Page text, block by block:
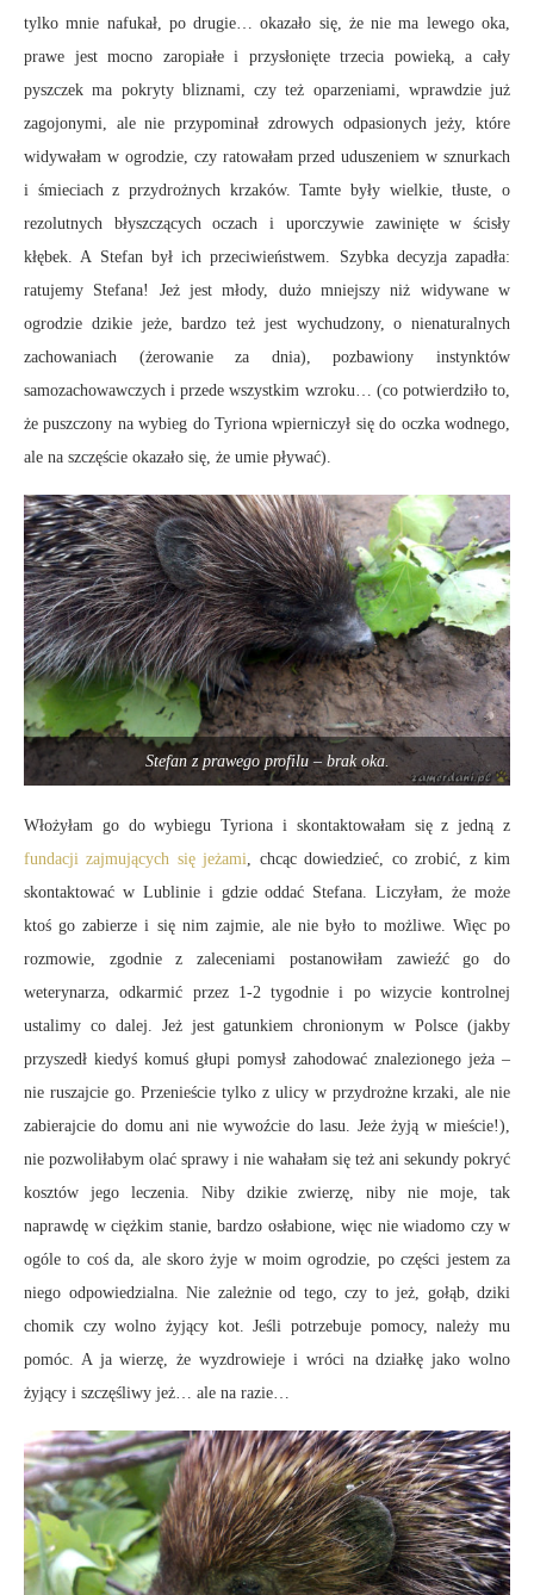
tylko mnie nafukał, po drugie… okazało się, że nie ma lewego oka,
prawe jest mocno zaropiałe i przysłonięte trzecia powieką, a cały
pyszczek ma pokryty bliznami, czy też oparzeniami, wprawdzie już
zagojonymi, ale nie przypominał zdrowych odpasionych jeży, które
widywałam w ogrodzie, czy ratowałam przed uduszeniem w sznurkach
i śmieciach z przydrożnych krzaków. Tamte były wielkie, tłuste, o
rezolutnych błyszczących oczach i uporczywie zawinięte w ścisły
kłębek. A Stefan był ich przeciwieństwem. Szybka decyzja zapadła:
ratujemy Stefana! Jeż jest młody, dużo mniejszy niż widywane w
ogrodzie dzikie jeże, bardzo też jest wychudzony, o nienaturalnych
zachowaniach (żerowanie za dnia), pozbawiony instynktów
samozachowawczych i przede wszystkim wzroku… (co potwierdziło to,
że puszczony na wybieg do Tyriona wpierniczył się do oczka wodnego,
ale na szczęście okazało się, że umie pływać).
Stefan z prawego profilu – brak oka.
Włożyłam go do wybiegu Tyriona i skontaktowałam się z jedną z
fundacji zajmujących się jeżami , chcąc dowiedzieć, co zrobić, z kim
skontaktować w Lublinie i gdzie oddać Stefana. Liczyłam, że może
ktoś go zabierze i się nim zajmie, ale nie było to możliwe. Więc po
rozmowie, zgodnie z zaleceniami postanowiłam zawieźć go do
weterynarza, odkarmić przez 1-2 tygodnie i po wizycie kontrolnej
ustalimy co dalej. Jeż jest gatunkiem chronionym w Polsce (jakby
przyszedł kiedyś komuś głupi pomysł zahodować znalezionego jeża –
nie ruszajcie go. Przenieście tylko z ulicy w przydrożne krzaki, ale nie
zabierajcie do domu ani nie wywoźcie do lasu. Jeże żyją w mieście!),
nie pozwoliłabym olać sprawy i nie wahałam się też ani sekundy pokryć
kosztów jego leczenia. Niby dzikie zwierzę, niby nie moje, tak
naprawdę w ciężkim stanie, bardzo osłabione, więc nie wiadomo czy w
ogóle to coś da, ale skoro żyje w moim ogrodzie, po części jestem za
niego odpowiedzialna. Nie zależnie od tego, czy to jeż, gołąb, dziki
chomik czy wolno żyjący kot. Jeśli potrzebuje pomocy, należy mu
pomóc. A ja wierzę, że wyzdrowieje i wróci na działkę jako wolno
żyjący i szczęśliwy jeż… ale na razie…